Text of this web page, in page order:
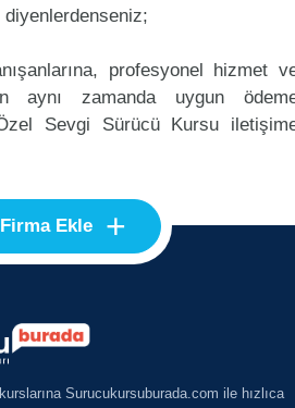
profesyonel hizmet
aynı zamanda uygun
Sevgi Sürücü Kursu
Firma Ekle +
Surucukursuburada.com ile hızlıca